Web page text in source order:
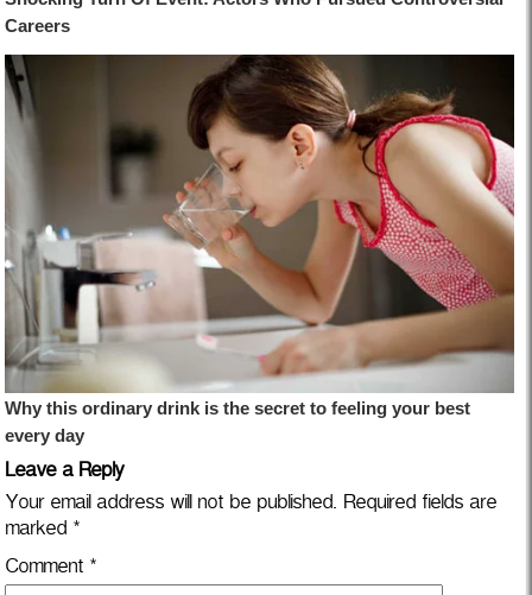
Leave a Reply
Your email address will not be published. Required fields are
marked *
Comment *